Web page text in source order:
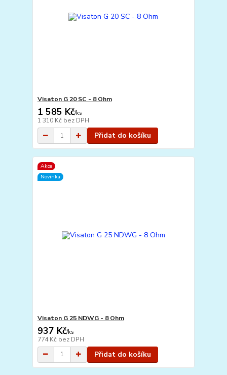
Visaton G 20 SC - 8 Ohm
1 585 Kč/ks
1 310 Kč bez DPH
Přidat do košíku
Akce
Novinka
Visaton G 25 NDWG - 8 Ohm
937 Kč/ks
774 Kč bez DPH
Přidat do košíku